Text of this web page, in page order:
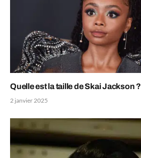
Quelle est la taille de Skai Jackson ?
2 janvier 2025